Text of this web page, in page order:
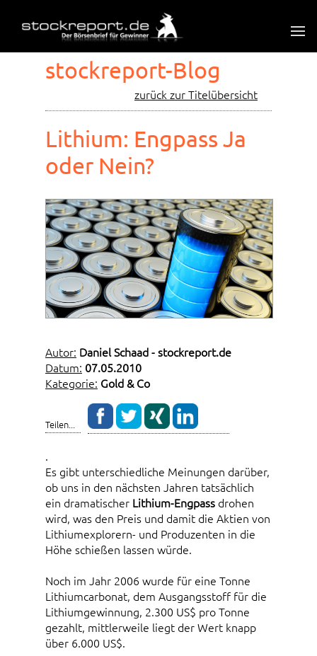
stockreport-Blog
zurück zur Titelübersicht
Lithium: Engpass Ja
oder Nein?
Autor: Daniel Schaad - stockreport.de
Datum: 07.05.2010
Kategorie: Gold & Co
Teilen...
.
Es gibt unterschiedliche Meinungen darüber,
ob uns in den nächsten Jahren tatsächlich
ein dramatischer Lithium-Engpass drohen
wird, was den Preis und damit die Aktien von
Lithiumexplorern- und Produzenten in die
Höhe schießen lassen würde.
Noch im Jahr 2006 wurde für eine Tonne
Lithiumcarbonat, dem Ausgangsstoff für die
Lithiumgewinnung, 2.300 US$ pro Tonne
gezahlt, mittlerweile liegt der Wert knapp
über 6.000 US$.